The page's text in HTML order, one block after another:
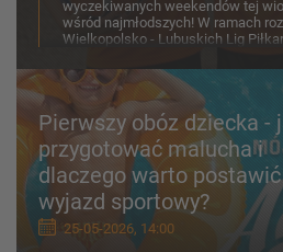
wyczekiwanych weekendów tej
wśród najmłodszych! W ramach
Wielkopolsko - Lubuskich Lig
Pierwszy obóz dziecka -
przygotować malucha i
dlaczego warto
wyjazd sportowy?
25-05-2026, 14:00